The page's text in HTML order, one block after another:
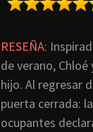
RESEÑA:
de verano, Chloé
hijo. Al regresar
puerta cerrada:
ocupantes